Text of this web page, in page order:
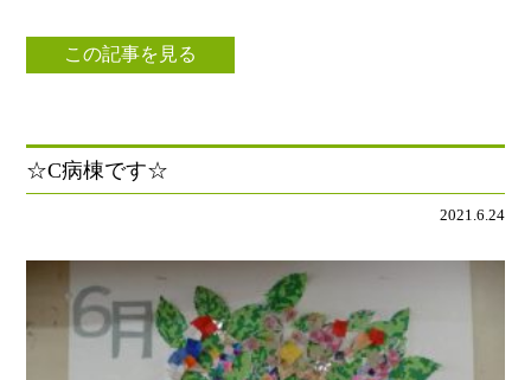
この記事を見る
☆C病棟です☆
2021.6.24